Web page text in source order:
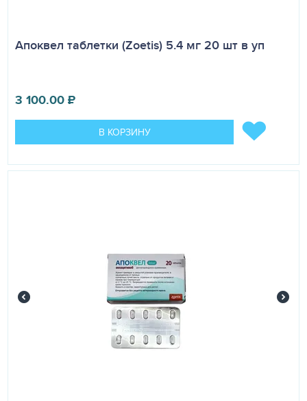
Апоквел таблетки (Zoetis) 5.4 мг 20 шт в уп
3 100.00₽
В КОРЗИНУ